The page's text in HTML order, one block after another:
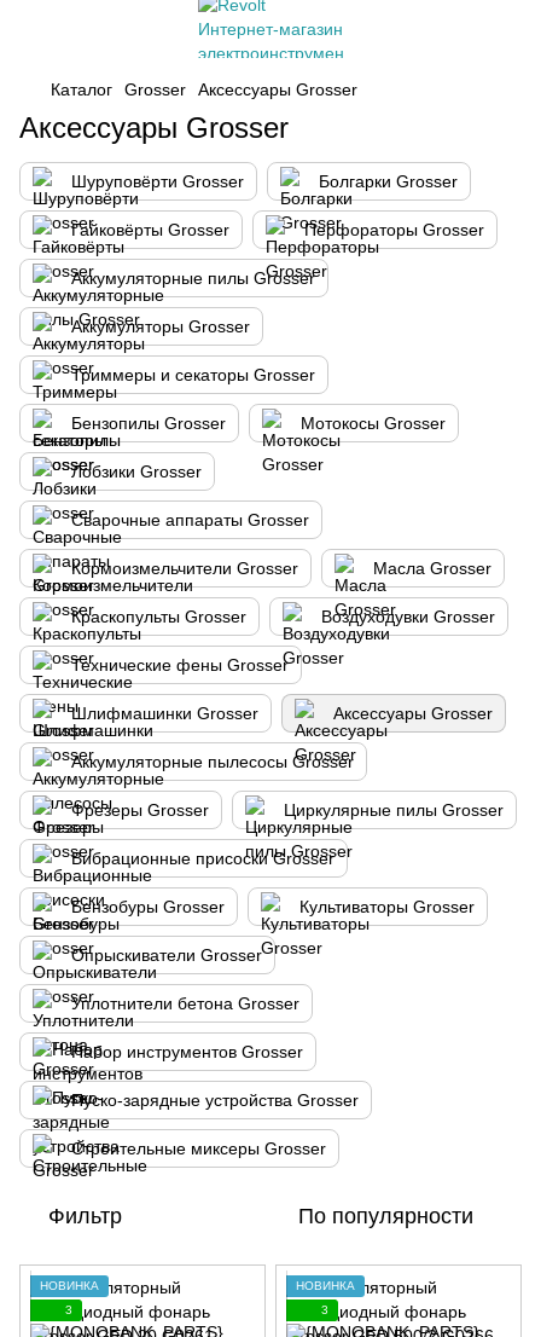
Каталог Grosser Аксессуары Grosser
Аксессуары Grosser
Шуруповёрти Grosser Болгарки Grosser
Гайковёрты Grosser Перфораторы Grosser
Аккумуляторные пилы Grosser
Аккумуляторы Grosser
Триммеры и секаторы Grosser
Бензопилы Grosser Мотокосы Grosser
Лобзики Grosser
Сварочные аппараты Grosser
Кормоизмельчители Grosser Масла Grosser
Краскопульты Grosser Воздуходувки Grosser
Технические фены Grosser
Шлифмашинки Grosser Аксессуары Grosser
Аккумуляторные пылесосы Grosser
Фрезеры Grosser Циркулярные пилы Grosser
Вибрационные присоски Grosser
Бензобуры Grosser Культиваторы Grosser
Опрыскиватели Grosser
Уплотнители бетона Grosser
Набор инструментов Grosser
Пуско-зарядные устройства Grosser
Строительные миксеры Grosser
Фильтр По популярности
НОВИНКА
3
НОВИНКА
3